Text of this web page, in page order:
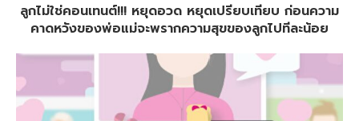
ลูกไม่ใช่คอนเทนต์!!! หยุดอวด หยุดเปรียบเทียบ ก่อนความ
คาดหวังของพ่อแม่จะพรากความสุขของลูกไปทีละน้อย